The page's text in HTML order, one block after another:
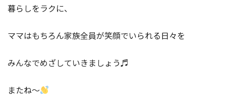
暮らしをラクに、
ママはもちろん家族全員が笑顔でいられる日々を
みんなでめざしていきましょう♬
またね～